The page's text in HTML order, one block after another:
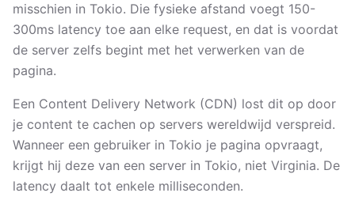
misschien in Tokio. Die fysieke afstand voegt 150-
300ms latency toe aan elke request, en dat is voordat
de server zelfs begint met het verwerken van de
pagina.
Een Content Delivery Network (CDN) lost dit op door
je content te cachen op servers wereldwijd verspreid.
Wanneer een gebruiker in Tokio je pagina opvraagt,
krijgt hij deze van een server in Tokio, niet Virginia. De
latency daalt tot enkele milliseconden.